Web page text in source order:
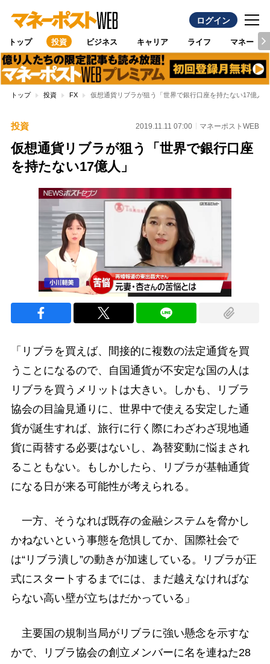
ログイン
トップ 投資 ビジネス キャリア ライフ マネー
トップ 投資 FX 仮想通貨リブラが狙う「世界で銀行口座を持たない17億人」
投資 2019.11.11 07:00 マネーポストWEB
仮想通貨リブラが狙う「世界で銀行口座
を持たない17億人」
「リブラを買えば、間接的に複数の法定通貨を買
うことになるので、自国通貨が不安定な国の人は
リブラを買うメリットは大きい。しかも、リブラ
協会の目論見通りに、世界中で使える安定した通
貨が誕生すれば、旅行に行く際にわざわざ現地通
貨に両替する必要はないし、為替変動に悩まされ
ることもない。もしかしたら、リブラが基軸通貨
になる日が来る可能性が考えられる。
一方、そうなれば既存の金融システムを脅かし
かねないという事態を危惧してか、国際社会で
は“リブラ潰し”の動きが加速している。リブラが正
式にスタートするまでには、まだ越えなければな
らない高い壁が立ちはだかっている」
主要国の規制当局がリブラに強い懸念を示すな
かで、リブラ協会の創立メンバーに名を連ねた28